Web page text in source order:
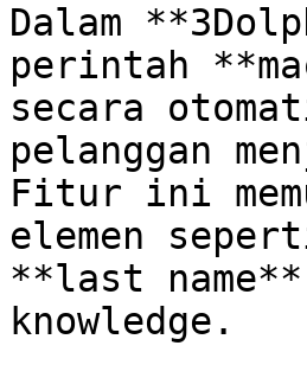
Dalam
perintah
secara
pelanggan
Fitur ini
elemen
**last
knowledge.